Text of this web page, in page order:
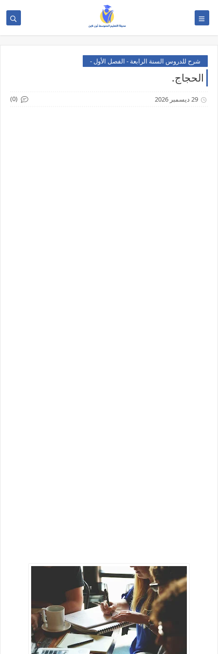
شرح للدروس السنة الرابعة - الفصل الأول -
الحجاج.
29 ديسمبر 2026 (0)